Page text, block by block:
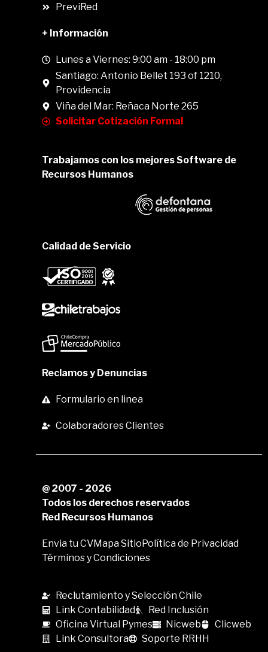
PreviRed
+ Información
Lunes a Viernes: 9:00 am - 18:00 pm
Santiago: Antonio Bellet 193 of 1210,
Providencia
Viña del Mar: Reñaca Norte 265
Solicitar Cotización Formal
Trabajamos con los mejores Software de
Recursos Humanos
Calidad de Servicio
Reclamos y Denuncias
Formulario en linea
Colaboradores Clientes
@ 2007 - 2026
Todos los derechos reservados
Red Recursos Humanos
Envia tu CVMapa SitioPolítica de Privacidad
Términos y Condiciones
Reclutamiento y Selección Chile
Link Contabilidad
Red Inclusión
Oficina Virtual Pymes
Nicweb
Clicweb
Link Consultora
Soporte RRHH